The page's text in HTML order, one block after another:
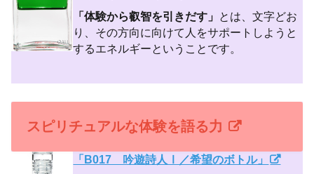
「体験から叡智を引きだす」 とは、文字どお
り、その方向に向けて人をサポートしようと
するエネルギーということです。
スピリチュアルな体験を語る力
「B017 吟遊詩人Ⅰ／希望のボトル」